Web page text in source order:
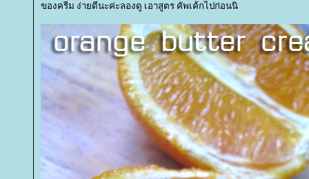
ของครีม ง่ายดีนะค่ะลองดู เอาสูตร คัพเค้กไปก่อนนิ